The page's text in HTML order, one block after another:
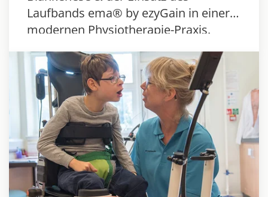
Laufbands ema® by ezyGain in einer
modernen Physiotherapie-Praxis.